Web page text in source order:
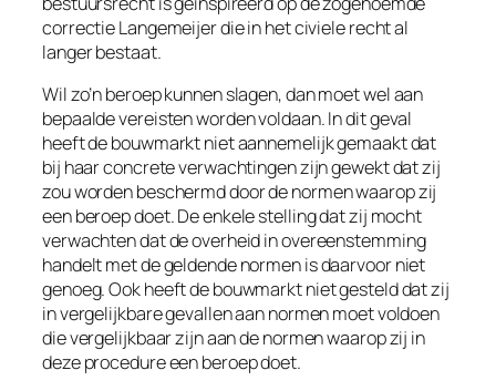
correctie Langemeijer die in het civiele recht al
langer bestaat.
Wil zo’n beroep kunnen slagen, dan moet wel aan
bepaalde vereisten worden voldaan. In dit geval
heeft de bouwmarkt niet aannemelijk gemaakt dat
bij haar concrete verwachtingen zijn gewekt dat zij
zou worden beschermd door de normen waarop zij
een beroep doet. De enkele stelling dat zij mocht
verwachten dat de overheid in overeenstemming
handelt met de geldende normen is daarvoor niet
genoeg. Ook heeft de bouwmarkt niet gesteld dat zij
in vergelijkbare gevallen aan normen moet voldoen
die vergelijkbaar zijn aan de normen waarop zij in
deze procedure een beroep doet.